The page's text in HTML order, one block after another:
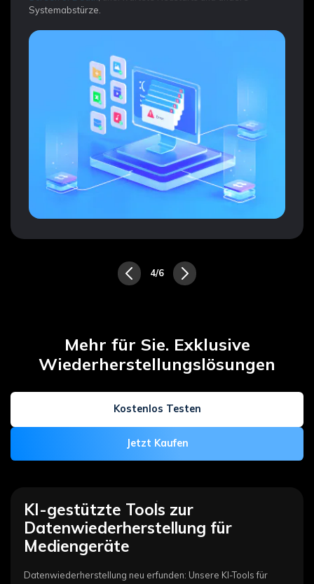
5/6
Mehr für Sie. Exklusive
Wiederherstellungslösungen
Kostenlos Testen
Jetzt Kaufen
KI-gestützte Tools zur
Datenwiederherstellung für
Mediengeräte
Datenwiederherstellung neu erfunden: Unsere KI-Tools für